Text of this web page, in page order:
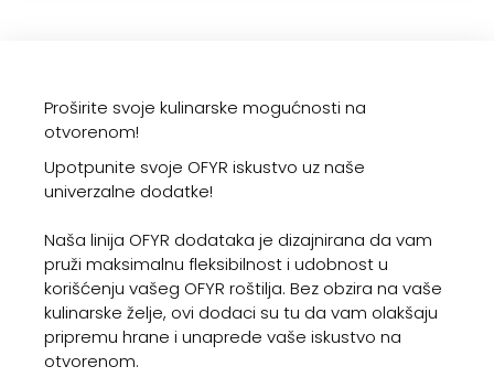
Proširite svoje kulinarske mogućnosti na
otvorenom!
Upotpunite svoje OFYR iskustvo uz naše
univerzalne dodatke!
Naša linija OFYR dodataka je dizajnirana da vam
pruži maksimalnu fleksibilnost i udobnost u
korišćenju vašeg OFYR roštilja. Bez obzira na vaše
kulinarske želje, ovi dodaci su tu da vam olakšaju
pripremu hrane i unaprede vaše iskustvo na
otvorenom.